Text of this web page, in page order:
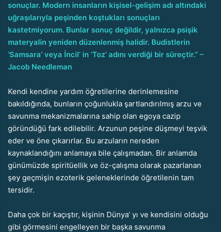
sonuçlar. Modern insanların kişisel-gelişim adı altındaki
uğraşılarıyla peşinden koştukları sonuçları
kastetmiyorum. Bunlar sonuç değildir, yalnızca psişik
materyalin yeniden düzenlenmiş halidir. Budistlerin
‘Samsara’ veya İncil’ in ‘Toz’ adını verdiği bir süreçtir.” –
Jacob Needleman
Kendi kendine yardım öğretilerine derinlemesine
bakıldığında, bunların çoğunlukla şartlandırılmış arzu ve
savunma mekanizmalarına sahip olan egoya cazip
göründüğü fark edilebilir. Arzunun peşine düşmeyi teşvik
eder ve öne çıkarırlar. Bu arzuların nereden
kaynaklandığını anlamaya bile çalışmadan. Bir anlamda
günümüzde spiritüellik ve öz-çalışma olarak pazarlanan
şey geçmişin ezoterik geleneklerinde öğretilenin tam
tersidir.
Daha çok bir kaçıştır, kişinin Dünya’ yı ve kendisini olduğu
gibi görmesini engelleyen bir başka savunma